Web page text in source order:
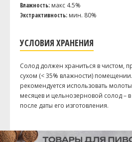
Посмотреть рецепт
Влажность: макс 4.5%
Экстрактивность: мин. 80%
УСЛОВИЯ ХРАНЕНИЯ
Солод должен храниться в чистом,
сухом (< 35% влажности)
рекомендуется использовать
месяцев и цельнозерновой солод –
после даты его изготовления.